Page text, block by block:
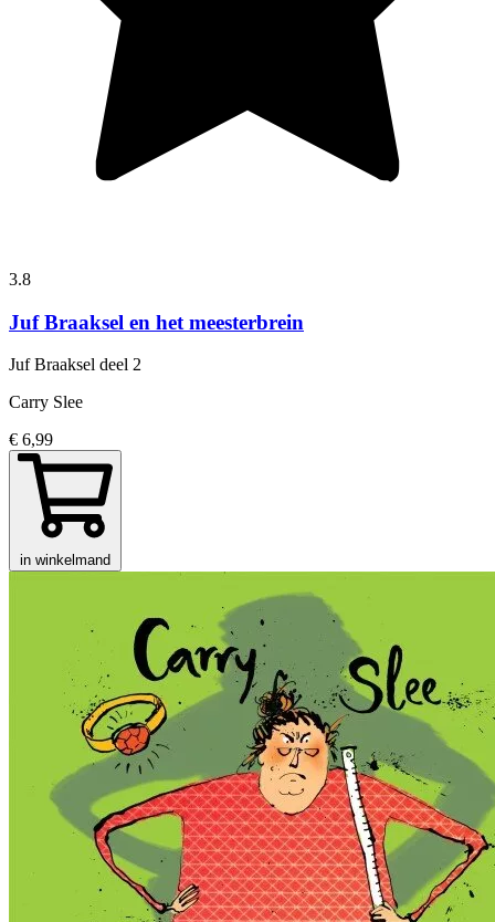
3.8
Juf Braaksel en het meesterbrein
Juf Braaksel deel 2
Carry Slee
€ 6,99
in winkelmand